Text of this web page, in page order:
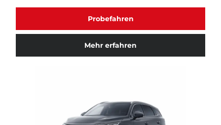
Probefahren
Mehr erfahren